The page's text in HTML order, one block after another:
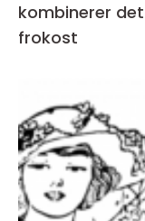
kombinerer
frokost